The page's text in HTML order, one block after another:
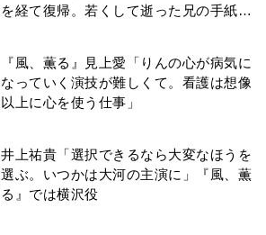
を経て復帰。若くして逝った兄の手紙を
『風、薫る』見上愛「りんの心が病気に
なっていく演技が難しくて。看護は想像
以上に心を使う仕事」
井上祐貴「選択できるなら大変なほうを
選ぶ。いつかは大河の主演に」『風、薫
る』では横沢役